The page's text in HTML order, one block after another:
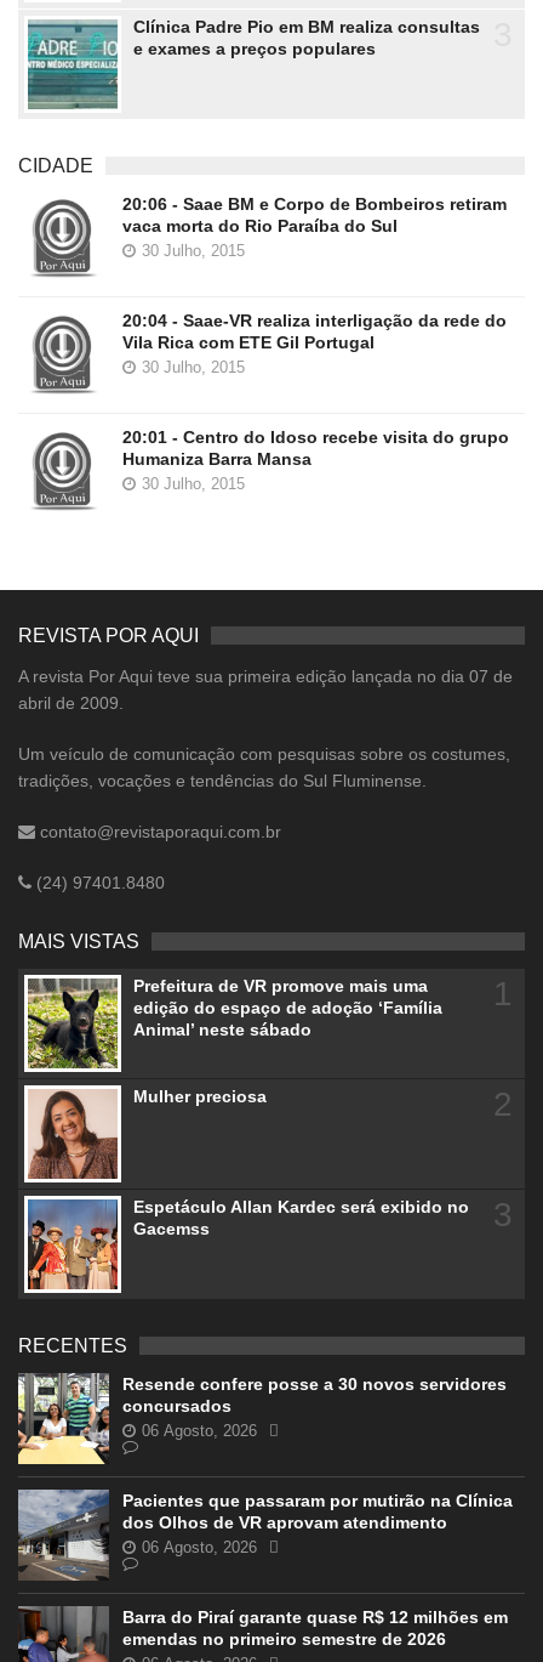
Clínica Padre Pio em BM realiza consultas
e exames a preços populares
CIDADE
20:06 - Saae BM e Corpo de Bombeiros retiram
vaca morta do Rio Paraíba do Sul
30 Julho, 2015
20:04 - Saae-VR realiza interligação da rede do
Vila Rica com ETE Gil Portugal
30 Julho, 2015
20:01 - Centro do Idoso recebe visita do grupo
Humaniza Barra Mansa
30 Julho, 2015
REVISTA POR AQUI
A revista Por Aqui teve sua primeira edição lançada no dia 07 de
abril de 2009.
Um veículo de comunicação com pesquisas sobre os costumes,
tradições, vocações e tendências do Sul Fluminense.
contato@revistaporaqui.com.br
(24) 97401.8480
MAIS VISTAS
Prefeitura de VR promove mais uma
edição do espaço de adoção ‘Família
Animal’ neste sábado
1
Mulher preciosa 2
Espetáculo Allan Kardec será exibido no
Gacemss
3
RECENTES
Resende confere posse a 30 novos servidores
concursados
06 Agosto, 2026
Pacientes que passaram por mutirão na Clínica
dos Olhos de VR aprovam atendimento
06 Agosto, 2026
Barra do Piraí garante quase R$ 12 milhões em
emendas no primeiro semestre de 2026